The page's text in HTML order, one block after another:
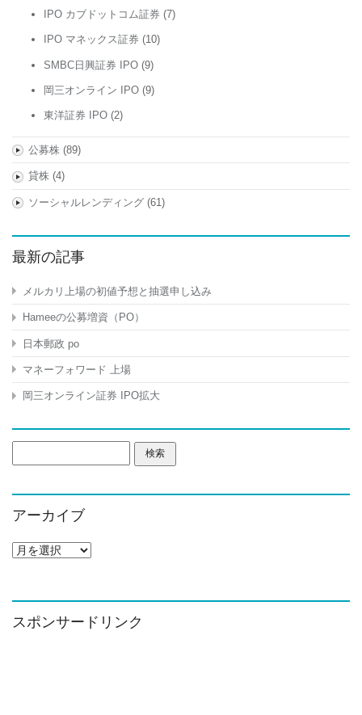
IPO カブドットコム証券 (7)
IPO マネックス証券 (10)
SMBC日興証券 IPO (9)
岡三オンライン IPO (9)
東洋証券 IPO (2)
公募株(89)
貸株(4)
ソーシャルレンディング(61)
最新の記事
メルカリ上場の初値予想と抽選申し込み
Hameeの公募増資（PO）
日本郵政 po
マネーフォワード 上場
岡三オンライン証券 IPO拡大
索:
アーカイブ
ア
イ
ブ
スポンサードリンク